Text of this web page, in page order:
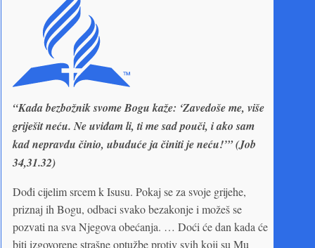
“Kada bezbožnik svome Bogu kaže: ‘Zavedoše me, više
griješit neću. Ne uviđam li, ti me sad pouči, i ako sam
kad nepravdu činio, ubuduće ja činiti je neću!’” (Job
34,31.32)
Dođi cijelim srcem k Isusu. Pokaj se za svoje grijehe,
priznaj ih Bogu, odbaci svako bezakonje i možeš se
pozvati na sva Njegova obećanja. … Doći će dan kada će
biti izgovorene strašne optužbe protiv svih koji su Mu